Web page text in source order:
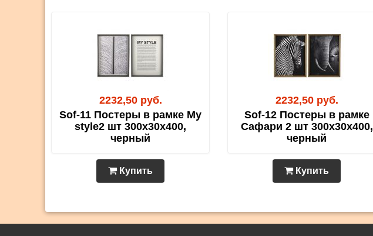
2232,50 руб.
Sof-11 Постеры в рамке My
style2 шт 300х30х400,
черный
Купить
2232,50 руб.
Sof-12 Постеры в рамке
Сафари 2 шт 300х30х400,
черный
Купить